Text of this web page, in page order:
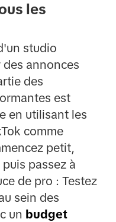
les
studio
annonces
des
est
en utilisant les
comme
petit,
passez à
de pro : Testez
sein des
un budget